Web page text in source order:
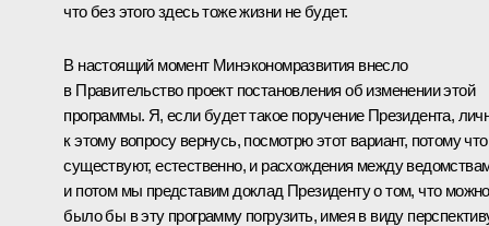
что без этого здесь тоже жизни не будет.
В настоящий момент Минэкономразвития внесло
в Правительство проект постановления об изменении этой
программы. Я, если будет такое поручение Президента,
к этому вопросу вернусь, посмотрю этот вариант, потому что
существуют, естественно, и расхождения между
и потом мы представим доклад Президенту о том, что можно
было бы в эту программу погрузить, имея в виду